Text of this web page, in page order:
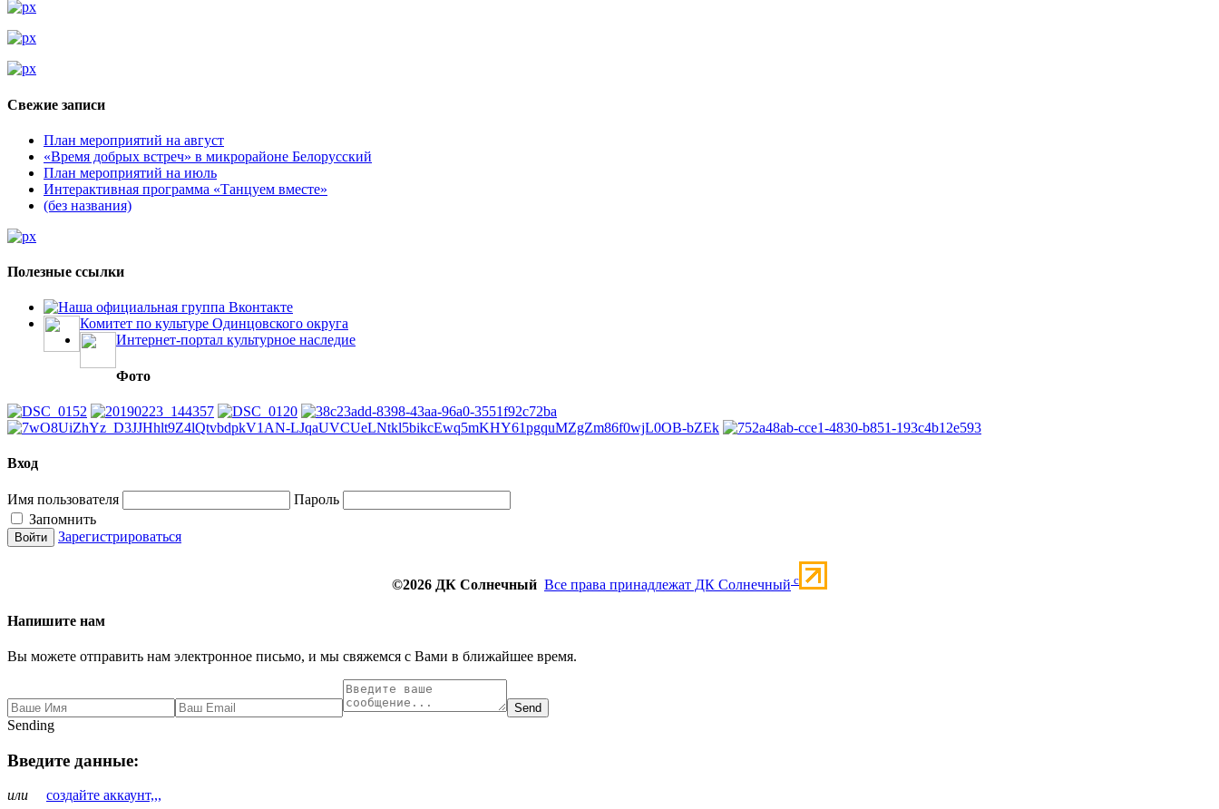
Свежие записи
План мероприятий на август
«Время добрых встреч» в микрорайоне Белорусский
План мероприятий на июль
Интерактивная программа «Танцуем вместе»
(без названия)
Полезные ссылки
Наша официальная группа Вконтакте
Комитет по культуре Одинцовского округа
Интернет-портал культурное наследие
Фото
Вход
Имя пользователя
Пароль
Запомнить
Зарегистрироваться
©2026 ДК Солнечный Все права принадлежат ДК Солнечный c
Напишите нам
Вы можете отправить нам электронное письмо, и мы свяжемся с Вами в ближайшее время.
Send
Sending
Введите данные:
или создайте аккаунт,,,